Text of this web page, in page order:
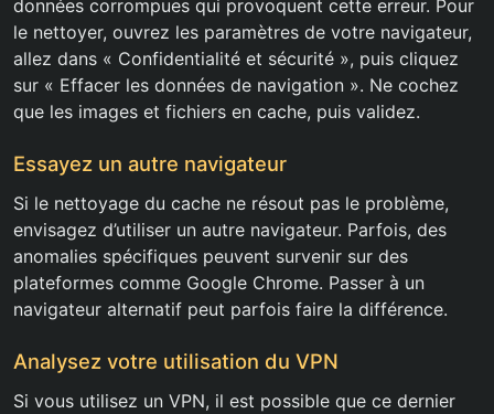
données corrompues qui provoquent cette erreur. Pour
le nettoyer, ouvrez les paramètres de votre navigateur,
allez dans « Confidentialité et sécurité », puis cliquez
sur « Effacer les données de navigation ». Ne cochez
que les images et fichiers en cache, puis validez.
Essayez un autre navigateur
Si le nettoyage du cache ne résout pas le problème,
envisagez d’utiliser un autre navigateur. Parfois, des
anomalies spécifiques peuvent survenir sur des
plateformes comme Google Chrome. Passer à un
navigateur alternatif peut parfois faire la différence.
Analysez votre utilisation du VPN
Si vous utilisez un VPN, il est possible que ce dernier